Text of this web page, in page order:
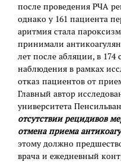
после проведения РЧА
однако у 161 пациента
аритмия стала
принимали
лет после абляции, в 174
наблюдения в рамках
отказ пациентов от
Главный автор
университета
отсутствии рецидивов
отмена приема
этому должно
врача и ежедневный